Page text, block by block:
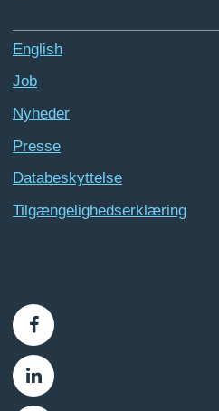
English
Job
Nyheder
Presse
Databeskyttelse
Tilgængelighedserklæring